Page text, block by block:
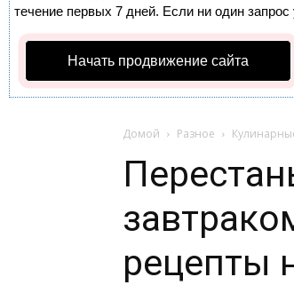
течение первых 7 дней. Если ни один
Начать продвижение сайта
Домой Разное
рецепты